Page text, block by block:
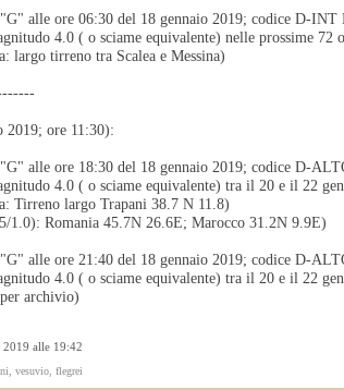
alle ore 06:30 del 18 gennaio 2019; codice D-INT
4.0 ( o sciame equivalente) nelle prossime 72
largo tirreno tra Scalea e Messina)
2019; ore 11:30):
alle ore 18:30 del 18 gennaio 2019; codice D-
4.0 ( o sciame equivalente) tra il 20 e il 22
Tirreno largo Trapani 38.7 N 11.8)
1.0): Romania 45.7N 26.6E; Marocco 31.2N 9.9E)
alle ore 21:40 del 18 gennaio 2019; codice D-
4.0 ( o sciame equivalente) tra il 20 e il 22
archivio)
alle 19:42
vesuvio, flegrei